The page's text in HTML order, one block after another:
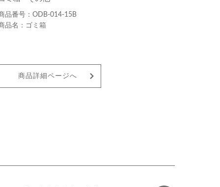
ODB-014-15B
ゴミ箱
商品詳細ページへ